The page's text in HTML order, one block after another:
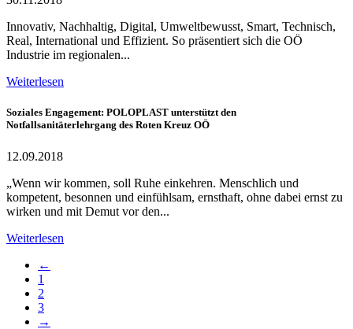
Innovativ, Nachhaltig, Digital, Umweltbewusst, Smart, Technisch,
Real, International und Effizient. So präsentiert sich die OÖ
Industrie im regionalen...
Weiterlesen
Soziales Engagement: POLOPLAST unterstützt den
Notfallsanitäterlehrgang des Roten Kreuz OÖ
12.09.2018
„Wenn wir kommen, soll Ruhe einkehren. Menschlich und
kompetent, besonnen und einfühlsam, ernsthaft, ohne dabei ernst zu
wirken und mit Demut vor den...
Weiterlesen
←
1
2
3
→